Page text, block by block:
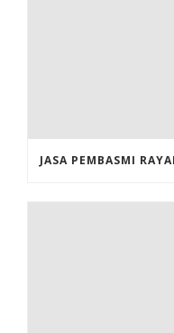
JASA PEMBASMI